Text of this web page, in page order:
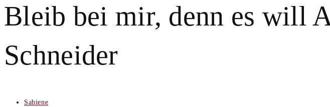
Bleib bei mir, denn es will
Schneider
Beitrags-
Sabiene